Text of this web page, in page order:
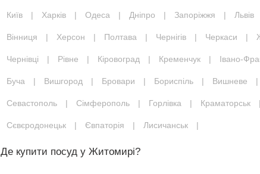
Київ | Харків | Одеса | Дніпро | Запоріжжя | Львів
Вінниця | Херсон | Полтава | Чернігів | Черкаси |
Чернівці | Рівне | Кіровоград | Кременчук | Івано-
Буча | Вишгород | Бровари | Бориспіль | Вишневе |
Севастополь | Сімферополь | Горлівка | Краматорськ |
Сєвєродонецьк | Євпаторія | Лисичанськ |
Де купити посуд у Житомирі?